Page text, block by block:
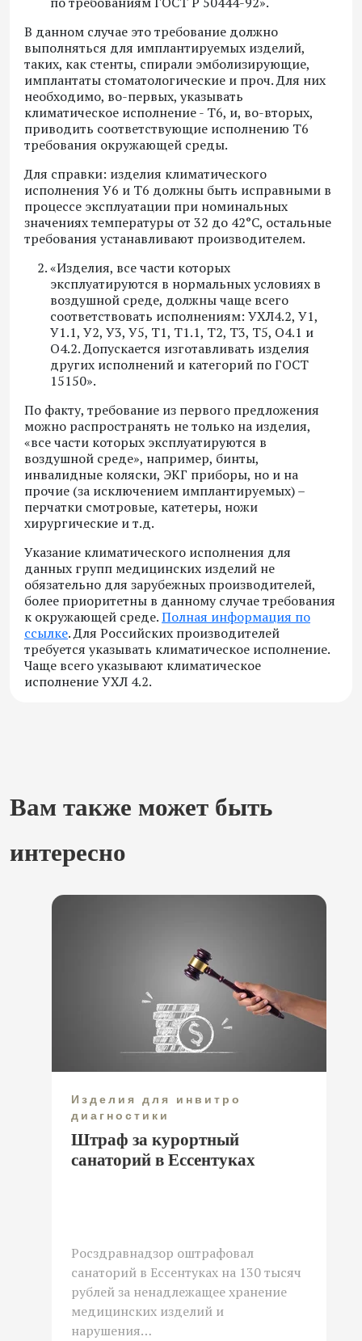
В данном случае это требование должно
выполняться для имплантируемых изделий,
таких, как стенты, спирали эмболизирующие,
имплантаты стоматологические и проч. Для них
необходимо, во-первых, указывать
климатическое исполнение - Т6, и, во-вторых,
приводить соответствующие исполнению Т6
требования окружающей среды.
Для справки: изделия климатического
исполнения У6 и Т6 должны быть исправными в
процессе эксплуатации при номинальных
значениях температуры от 32 до 42°С, остальные
требования устанавливают производителем.
«Изделия, все части которых
эксплуатируются в нормальных условиях в
воздушной среде, должны чаще всего
соответствовать исполнениям: УХЛ4.2, У1,
У1.1, У2, У3, У5, Т1, Т1.1, Т2, Т3, Т5, О4.1 и
О4.2. Допускается изготавливать изделия
других исполнений и категорий по ГОСТ
15150».
По факту, требование из первого предложения
можно распространять не только на изделия,
«все части которых эксплуатируются в
воздушной среде», например, бинты,
инвалидные коляски, ЭКГ приборы, но и на
прочие (за исключением имплантируемых) –
перчатки смотровые, катетеры, ножи
хирургические и т.д.
Указание климатического исполнения для
данных групп медицинских изделий не
обязательно для зарубежных производителей,
более приоритетны в данному случае требования
к окружающей среде.Полная информация по
ссылке. Для Российских производителей
требуется указывать климатическое исполнение.
Чаще всего указывают климатическое
исполнение УХЛ 4.2.
Вам также может быть
интересно
Изделия для инвитро
диагностики
Штраф за курортный
санаторий в Ессентуках
Росздравнадзор оштрафовал
санаторий в Ессентуках на 130 тысяч
рублей за ненадлежащее хранение
медицинских изделий и
нарушения…